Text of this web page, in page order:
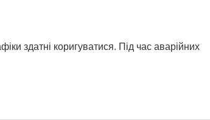
здатні коригуватися. Під час аварійних